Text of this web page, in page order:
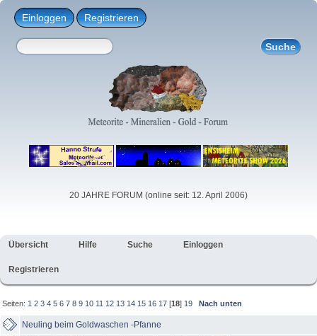
Einloggen Registrieren
20 JAHRE FORUM (online seit: 12. April 2006)
Übersicht Hilfe Suche Einloggen
Registrieren
Seiten: 1 2 3 4 5 6 7 8 9 10 11 12 13 14 15 16 17 [18] 19 Nach unten
Neuling beim Goldwaschen -Pfanne